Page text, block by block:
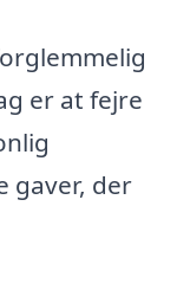
er at fejre
gaver, der